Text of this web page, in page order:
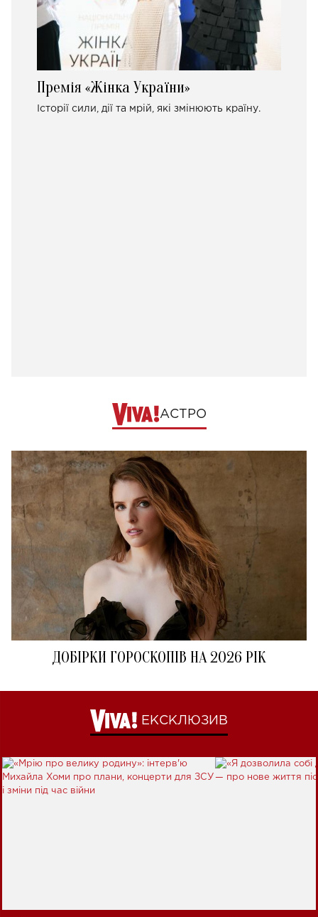
Премія «Жінка України»
Історії сили, дії та мрій, які змінюють країну.
АСТРО
ДОБІРКИ ГОРОСКОПІВ НА 2026 РІК
ЕКСКЛЮЗИВ